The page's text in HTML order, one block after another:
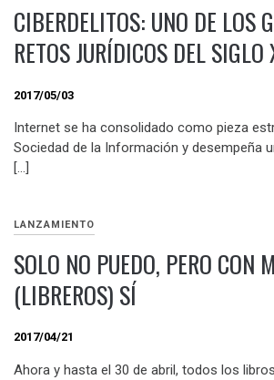
CIBERDELITOS: UNO DE LOS
RETOS JURÍDICOS DEL SIGLO
2017/05/03
Internet se ha consolidado como pieza
Sociedad de la Información y desempeña
[…]
LANZAMIENTO
SOLO NO PUEDO, PERO CON
(LIBREROS) SÍ
2017/04/21
Ahora y hasta el 30 de abril, todos los